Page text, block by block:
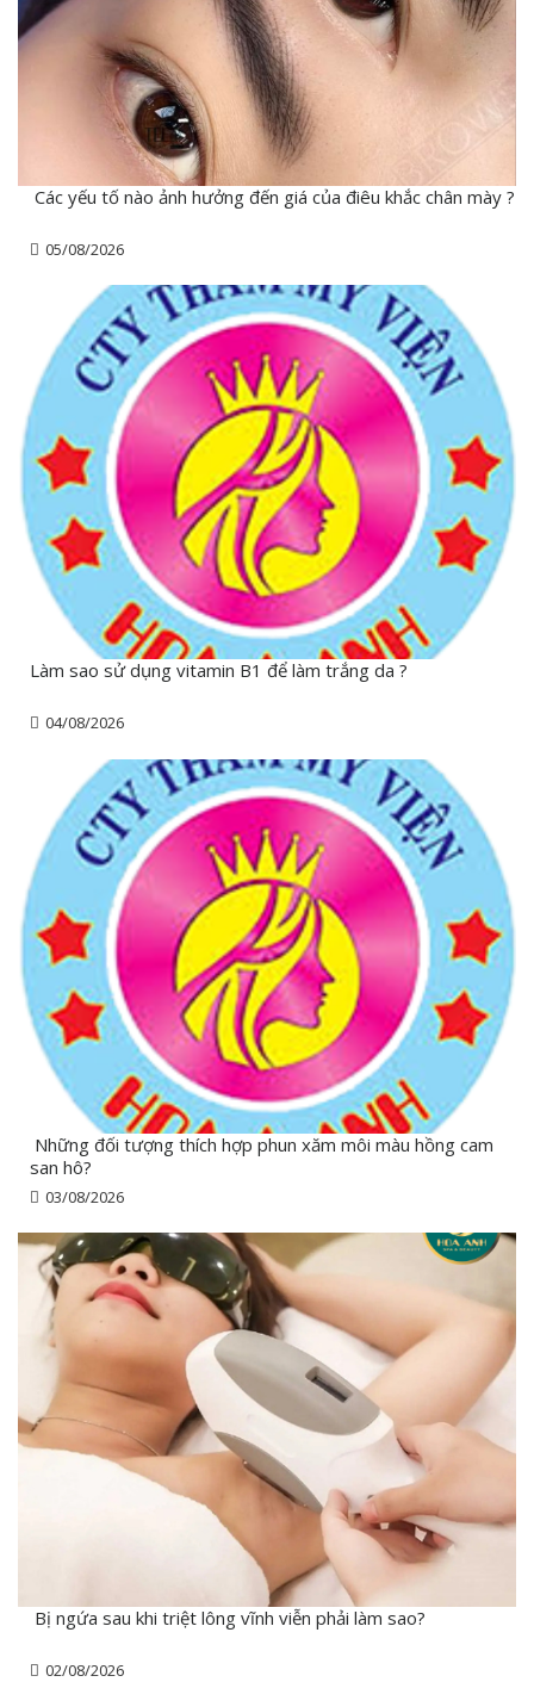
Các yếu tố nào ảnh hưởng đến giá của điêu khắc chân mày ?
05/08/2026
Làm sao sử dụng vitamin B1 để làm trắng da ?
04/08/2026
Những đối tượng thích hợp phun xăm môi màu hồng cam
san hô?
03/08/2026
Bị ngứa sau khi triệt lông vĩnh viễn phải làm sao?
02/08/2026